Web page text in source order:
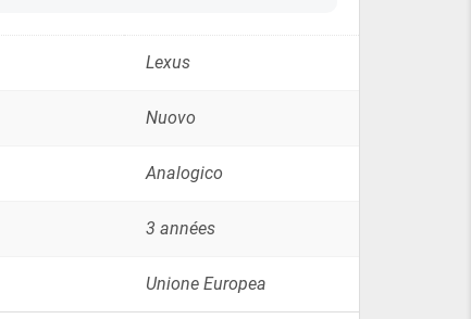
Lexus
Nuovo
Analogico
3 années
Unione Europea